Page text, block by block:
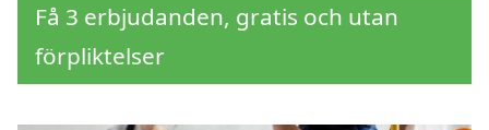
Få 3 erbjudanden, gratis och utan
förpliktelser